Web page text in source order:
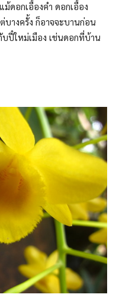
แม้ดอกเอื้องคำ ดอกเอื้อง
บางครั้ง ก็อาจจะบานก่อน
บปี๋ใหม่เมือง เช่นดอกที่บ้าน